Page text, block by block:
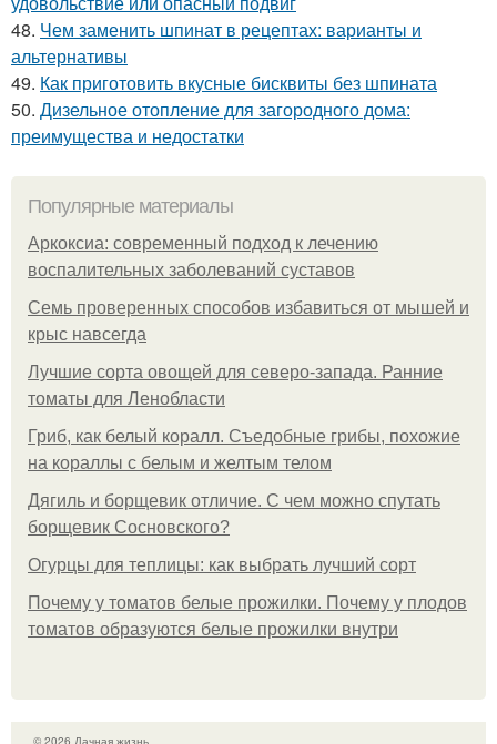
48. Чем заменить шпинат в рецептах: варианты и
альтернативы
49. Как приготовить вкусные бисквиты без шпината
50. Дизельное отопление для загородного дома:
преимущества и недостатки
Популярные материалы
Аркоксиа: современный подход к лечению
воспалительных заболеваний суставов
Семь проверенных способов избавиться от мышей и
крыс навсегда
Лучшие сорта овощей для северо-запада. Ранние
томаты для Ленобласти
Гриб, как белый коралл. Съедобные грибы, похожие
на кораллы с белым и желтым телом
Дягиль и борщевик отличие. С чем можно спутать
борщевик Сосновского?
Огурцы для теплицы: как выбрать лучший сорт
Почему у томатов белые прожилки. Почему у плодов
томатов образуются белые прожилки внутри
© 2026 Дачная жизнь